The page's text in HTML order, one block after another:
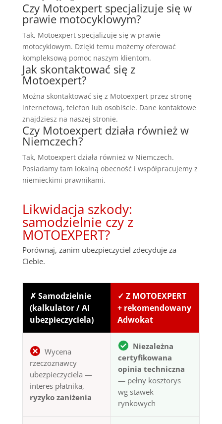
Czy Motoexpert specjalizuje się w
prawie motocyklowym?
Tak, Motoexpert specjalizuje się w prawie
motocyklowym. Dzięki temu możemy oferować
kompleksową pomoc naszym klientom.
Jak skontaktować się z
Motoexpert?
Można skontaktować się z Motoexpert przez stronę
internetową, telefon lub osobiście. Dane kontaktowe
znajdziesz na naszej stronie.
Czy Motoexpert działa również w
Niemczech?
Tak, Motoexpert działa również w Niemczech.
Posiadamy tam lokalną obecność i współpracujemy z
niemieckimi prawnikami.
Likwidacja szkody:
samodzielnie czy z
MOTOEXPERT?
Porównaj, zanim ubezpieczyciel zdecyduje za
Ciebie.
✗ Samodzielnie
(kalkulator / AI
ubezpieczyciela)
✓ Z MOTOEXPERT
+ rekomendowany
Adwokat
Wycena
rzeczoznawcy
ubezpieczyciela —
interes płatnika,
ryzyko zaniżenia
Niezależna
certyfikowana
opinia techniczna
— pełny kosztorys
wg stawek
rynkowych